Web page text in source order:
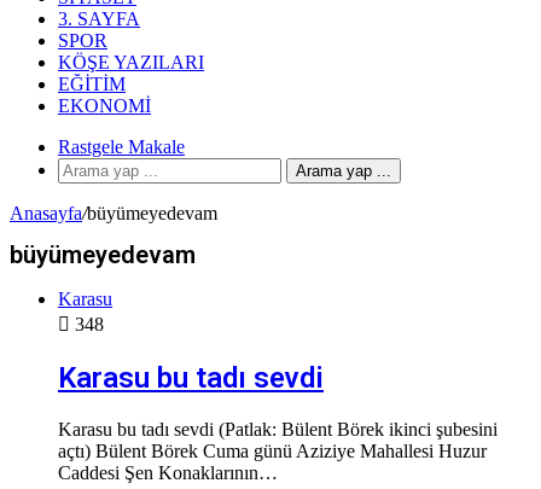
3. SAYFA
SPOR
KÖŞE YAZILARI
EĞITIM
EKONOMI
Rastgele Makale
Arama yap ...
Anasayfa/büyümeyedevam
büyümeyedevam
Karasu
348
Karasu bu tadı sevdi
Karasu bu tadı sevdi (Patlak: Bülent Börek ikinci şubesini
açtı) Bülent Börek Cuma günü Aziziye Mahallesi Huzur
Caddesi Şen Konaklarının…